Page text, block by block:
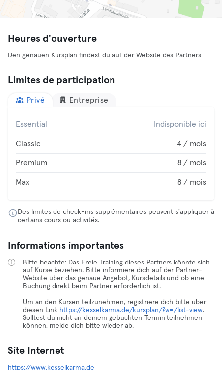
Heures d'ouverture
Den genauen Kursplan findest du auf der Website des Partners
Limites de participation
Privé Entreprise
Essential Indisponible ici
Classic 4 / mois
Premium 8 / mois
Max 8 / mois
Des limites de check-ins supplémentaires peuvent s'appliquer à
certains cours ou activités.
Informations importantes
Bitte beachte: Das Freie Training dieses Partners könnte sich
auf Kurse beziehen. Bitte informiere dich auf der Partner-
Website über das genaue Angebot, Kursdetails und ob eine
Buchung direkt beim Partner erforderlich ist.
Um an den Kursen teilzunehmen, registriere dich bitte über
diesen Link https://kesselkarma.de/kursplan/?w=/list-view.
Solltest du nicht an deinem gebuchten Termin teilnehmen
können, melde dich bitte wieder ab.
Site Internet
https://www.kesselkarma.de